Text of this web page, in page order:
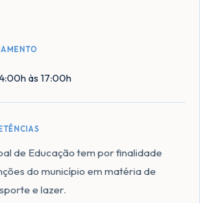
às 17:00h
de Educação tem por finalidade
do município em matéria de
e lazer.